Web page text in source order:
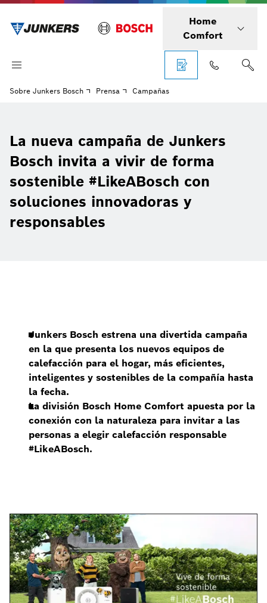
Home
Comfort
Sobre Junkers Bosch Prensa Campañas
La nueva campaña de Junkers
Bosch invita a vivir de forma
sostenible #LikeABosch con
soluciones innovadoras y
responsables
Junkers Bosch estrena una divertida campaña
en la que presenta los nuevos equipos de
calefacción para el hogar, más eficientes,
inteligentes y sostenibles de la compañía hasta
la fecha.
La división Bosch Home Comfort apuesta por la
conexión con la naturaleza para invitar a las
personas a elegir calefacción responsable
#LikeABosch.